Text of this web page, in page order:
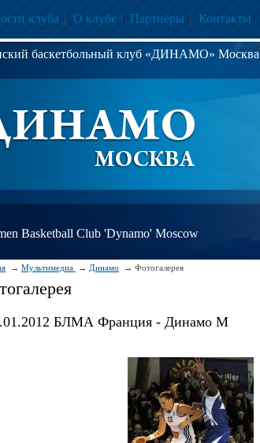
клуба О клубе Партнёры Контакты
баскетбольный клуб «ДИНАМО» Москва
Basketball Club 'Dynamo' Moscow
Мультимедиа Динамо Фотогалерея
БЛМА Франция - Динамо М